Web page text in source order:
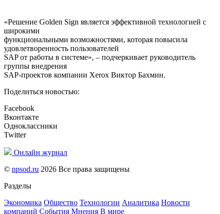
«Решение Golden Sign является эффективной технологией с
широкими
функциональными возможностями, которая повысила
удовлетворенность пользователей
SAP от работы в системе», – подчеркивает руководитель
группы внедрения
SAP-проектов компании Xerox Виктор Бахмин.
Поделиться новостью:
Facebook
Вконтакте
Одноклассники
Twitter
Онлайн журнал
© npsod.ru 2026 Все права защищены
Разделы
Экономика Общество Технологии Аналитика Новости
компаний События Мнения В мире